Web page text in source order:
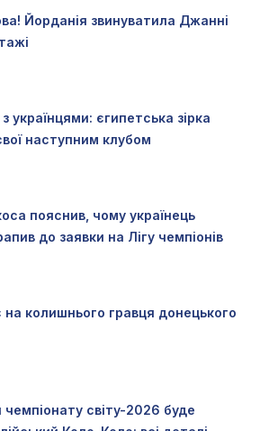
Йорданія звинуватила Джанні
українцями: єгипетська зірка
наступним клубом
пояснив, чому українець
до заявки на Лігу чемпіонів
колишнього гравця донецького
світу-2026 буде